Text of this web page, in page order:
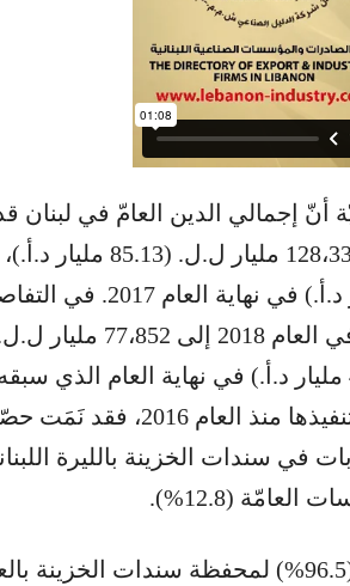
أنّ إجمالي الدين العامّ في لبنان
7.0% خلال العام 2018 ليصل إلى 128،338
ب119،898 مليار ل.ل. (79.53 مليار
د.أ.)، من 74،077 مليار ل.ل. (49.14 مليار د.أ.) في نهاية
سلسلة الهندسات الماليّة التي تمّ
في سندات الخزينة بالليرة
بالتوازي، يتبيّن أنّ الشريحة الأكبر (96.5%) لمحفظة سندات